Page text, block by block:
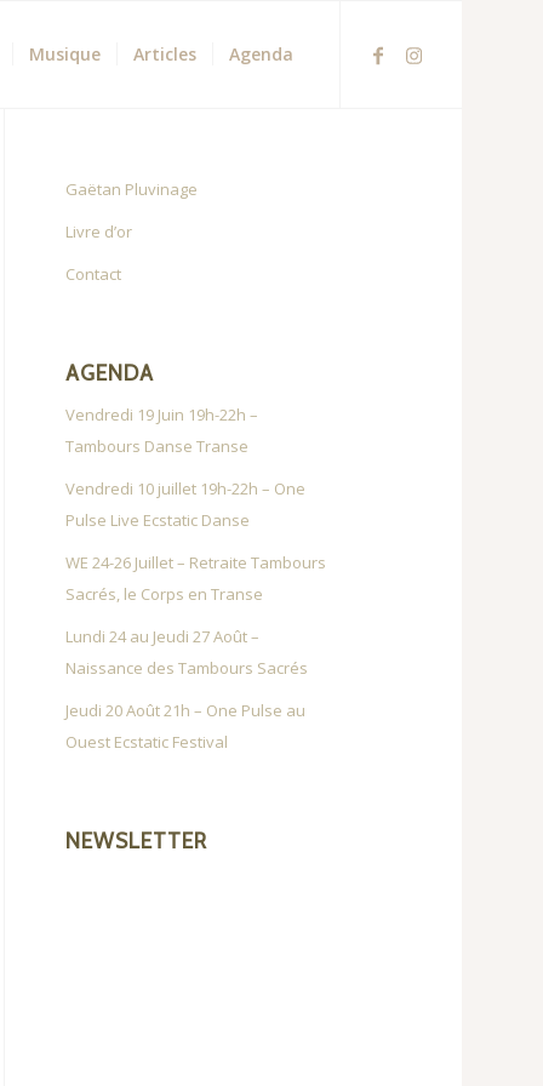
Musique Articles Agenda
Gaëtan Pluvinage
Livre d’or
Contact
AGENDA
Vendredi 19 Juin 19h-22h –
Tambours Danse Transe
Vendredi 10 juillet 19h-22h – One
Pulse Live Ecstatic Danse
WE 24-26 Juillet – Retraite Tambours
Sacrés, le Corps en Transe
Lundi 24 au Jeudi 27 Août –
Naissance des Tambours Sacrés
Jeudi 20 Août 21h – One Pulse au
Ouest Ecstatic Festival
NEWSLETTER